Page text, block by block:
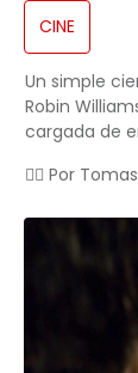
CINE
Un simple
Robin
cargada de
✍🏻 Por